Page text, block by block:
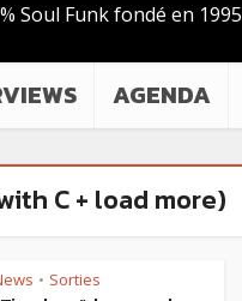
Soul Funk fondé en 1995
AGENDA
C + load more)
• Sorties